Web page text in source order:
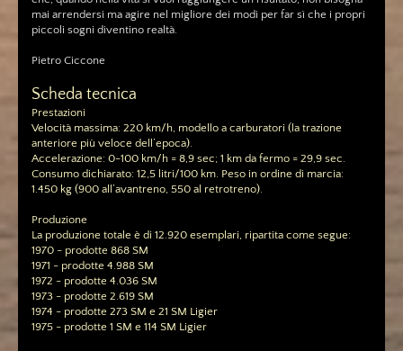
mai arrendersi ma agire nel migliore dei modi per far sì che i propri
piccoli sogni diventino realtà.
Pietro Ciccone
Scheda tecnica
Prestazioni
Velocità massima: 220 km/h, modello a carburatori (la trazione
anteriore più veloce dell’epoca).
Accelerazione: 0-100 km/h = 8,9 sec; 1 km da fermo = 29,9 sec.
Consumo dichiarato: 12,5 litri/100 km. Peso in ordine di marcia:
1.450 kg (900 all’avantreno, 550 al retrotreno).
Produzione
La produzione totale è di 12.920 esemplari, ripartita come segue:
1970 - prodotte 868 SM
1971 - prodotte 4.988 SM
1972 - prodotte 4.036 SM
1973 - prodotte 2.619 SM
1974 - prodotte 273 SM e 21 SM Ligier
1975 - prodotte 1 SM e 114 SM Ligier